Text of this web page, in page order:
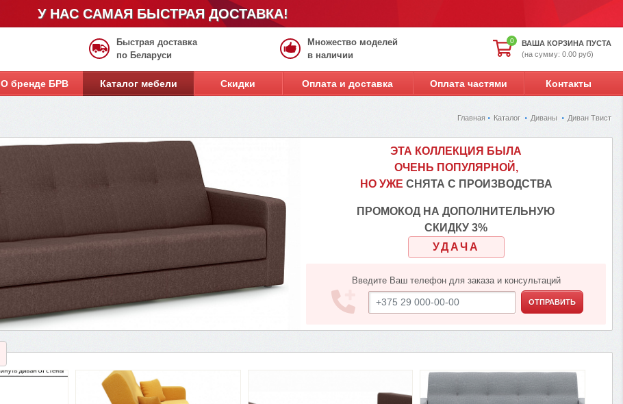
У НАС САМАЯ БЫСТРАЯ ДОСТАВКА!
0
ВАША КОРЗИНА ПУСТА
(на сумму: 0.00 руб)
Быстрая доставка
по Беларуси
Множество моделей
в наличии
О бренде БРВ Каталог мебели Скидки Оплата и доставка Оплата частями Контакты
Главная Каталог Диваны Диван Твист
ЭТА КОЛЛЕКЦИЯ БЫЛА
ОЧЕНЬ ПОПУЛЯРНОЙ,
НО УЖЕ СНЯТА С ПРОИЗВОДСТВА
ПРОМОКОД НА ДОПОЛНИТЕЛЬНУЮ
СКИДКУ 3%
УДАЧА
Введите Ваш телефон для заказа и консультаций
ОТПРАВИТЬ